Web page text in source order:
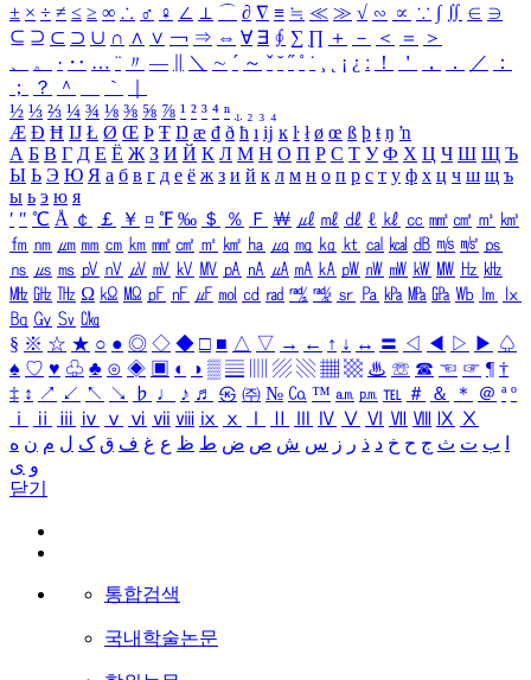
± × ÷ ≠ ≤ ≥ ∞ ∴ ♂ ♀ ∠ ⊥ ⌒ ∂ ∇ ≡ ≒ ≪ ≫ √ ∽ ∝ ∵ ∫ ∬ ∈ ∋
⊆ ⊇ ⊂ ⊃ ∪ ∩ ∧ ∨ ￢ ⇒ ⇔ ∀ ∃ ∮ ∑ ∏ ＋ － ＜ ＝
＞
、
。 · ‥ … ¨ 〃 ― ＼ ∼ ´ ～ ˇ ˘ ˝ ˚ ˙ ¸ ¡ ¿ ː ！ ＇ ， ． ／
：
；
？ ＾ ｀
½ ⅓ ⅔ ¼ ¾ ⅛ ⅜ ⅝ ⅞ ¹ ² ³ ⁴ ⁿ ₁ ₂ ₃ ₄
Æ Ð Ħ Ĳ Ł Ø Œ Þ Ŧ Ŋ æ đ ð ħ ı ĳ ĸ ŀ ł ø œ ß þ ŧ ŋ ŉ
А Б В Г Д Е Ё Ж З И Й К Л М Н О П Р С Т У Ф Х Ц Ч Ш Щ Ъ
Ы Ь Э Ю Я а б в г д е ё ж з и й к л м н о п р с т у ф х ц ч ш щ ъ
ы ь э ю я
′ ″ ℃ Å ￠ ￡ ￥ ¤ ℉ ‰ ＄ ％ Ｆ ￦ ㎕ ㎖ ㎗ ℓ ㎘ ㏄ ㎣ ㎤ ㎥ ㎦
㎙ ㎚ ㎛ ㎜ ㎝ ㎞ ㎟ ㎠ ㎡ ㎢ ㏊ ㎍ ㎎ ㎏ ㏏ ㎈ ㎉ ㏈ ㎧ ㎨ ㎰
㎱ ㎲ ㎳ ㎴ ㎵ ㎶ ㎷ ㎸ ㎹ ㎀ ㎁ ㎂ ㎃ ㎄ ㎺ ㎻ ㎽ ㎾ ㎿ ㎐ ㎑
㎒ ㎓ ㎔ Ω ㏀ ㏁ ㎊ ㎋ ㎌ ㏖ ㏅ ㎭ ㎮ ㎯ ㏛ ㎩ ㎪ ㎫ ㎬ ㏝ ㏐
㏓
㏃ ㏉ ㏜ ㏆
§ ※ ☆ ★ ○ ● ◎ ◇ ◆ □ ■ △ ▽ → ← ↑ ↓ ↔ 〓 ◁ ◀ ▷ ▶ ♤
♠ ♡ ♥ ♧ ♣ ⊙ ◈ ▣ ◐ ◑ ▒ ▤ ▨ ▧ ▦ ▩ ♨ ☏ ☎ ☜ ☞ ¶ †
‡ ↕ ↗ ↙ ↖ ↘ ♭ ♩ ♪ ♬ ㉿ ㈜ № ㏇ ™ ㏂ ㏘ ℡ ＃ ＆ ＊ ＠ ª º
ⅰ
ⅱ ⅲ ⅳ ⅴ ⅵ ⅶ ⅷ ⅸ ⅹ Ⅳ Ⅴ Ⅵ Ⅶ Ⅷ Ⅸ Ⅹ
ب ت ث ج ح خ د ذ ر ز س ش ص ض ط ظ ع غ ف ق ک ل م ن ه
و ی
닫기
통합검색
국내학술논문